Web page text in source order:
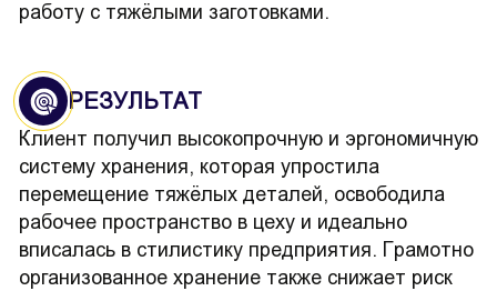
работу с тяжёлыми заготовками.
РЕЗУЛЬТАТ
Клиент получил высокопрочную и эргономичную
систему хранения, которая упростила
перемещение тяжёлых деталей, освободила
рабочее пространство в цеху и идеально
вписалась в стилистику предприятия. Грамотно
организованное хранение также снижает риск